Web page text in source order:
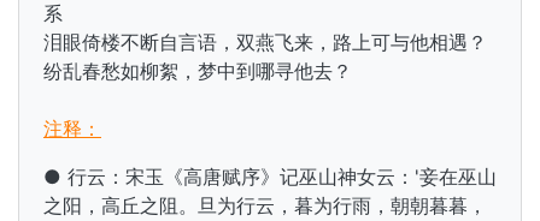
系
泪眼倚楼不断自言语，双燕飞来，路上可与他相遇？
纷乱春愁如柳絮，梦中到哪寻他去？
注释：
● 行云： 宋玉《高唐赋序》记巫山神女云：'妾在巫山
之阳，高丘之阻。旦为行云，暮为行雨，朝朝暮暮，